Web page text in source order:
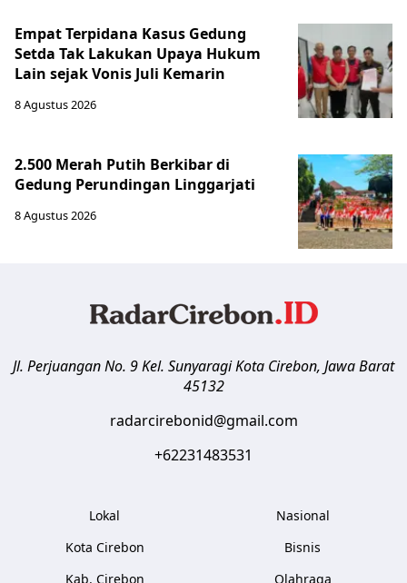
Empat Terpidana Kasus Gedung
Setda Tak Lakukan Upaya Hukum
Lain sejak Vonis Juli Kemarin
8 Agustus 2026
2.500 Merah Putih Berkibar di
Gedung Perundingan Linggarjati
8 Agustus 2026
Jl. Perjuangan No. 9 Kel. SunyaragiKota Cirebon, Jawa Barat
45132
radarcirebonid@gmail.com
+62231483531
Lokal
Kota Cirebon
Kab. Cirebon
Nasional
Bisnis
Olahraga